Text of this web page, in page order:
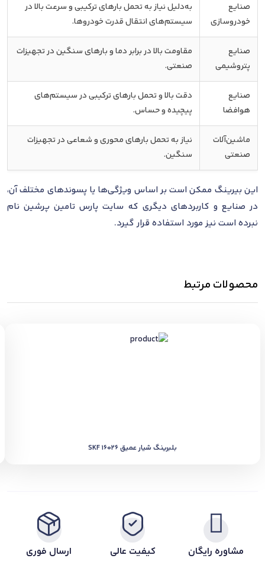
صنایع
خودروسازی
به‌دلیل نیاز به تحمل بارهای ترکیبی و سرعت بالا در
سیستم‌های انتقال قدرت خودروها.
صنایع
پتروشیمی
مقاومت بالا در برابر دما و بارهای سنگین در تجهیزات
صنعتی.
صنایع
هوافضا
دقت بالا و تحمل بارهای ترکیبی در سیستم‌های
پیچیده و حساس.
ماشین‌آلات
صنعتی
نیاز به تحمل بارهای محوری و شعاعی در تجهیزات
سنگین.
این بیرینگ ممکن است بر اساس ویژگی‌ها یا پسوندهای مختلف آن،
در صنایع و کاربردهای دیگری که سایت پارس تامین پرشین نام
نبرده است نیز مورد استفاده قرار گیرد.
محصولات مرتبط
بلبرینگ شیار عمیق SKF 16026
مشاوره رایگان کیفیت عالی ارسال فوری